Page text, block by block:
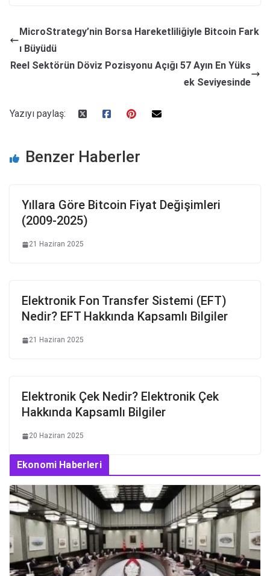
MicroStrategy’nin Borsa Hareketliliğiyle Bitcoin Fark
ı Büyüdü
Reel Sektörün Döviz Pozisyonu Açığı 57 Ayın En Yüks
ek Seviyesinde
Yazıyı paylaş:
Benzer Haberler
Yıllara Göre Bitcoin Fiyat Değişimleri
(2009-2025)
21 Haziran 2025
Elektronik Fon Transfer Sistemi (EFT)
Nedir? EFT Hakkında Kapsamlı Bilgiler
21 Haziran 2025
Elektronik Çek Nedir? Elektronik Çek
Hakkında Kapsamlı Bilgiler
20 Haziran 2025
Ekonomi Haberleri